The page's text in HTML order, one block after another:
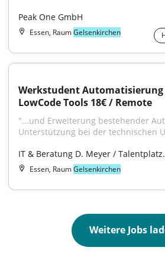
Peak One GmbH
Essen, RaumGelsenkirchen
Werkstudent
LowCode Tools 18€ / Remote
"...und Erweiterung bestehender
Unterstützung bei der technischen
IT & Beratung D. Meyer /
Essen, RaumGelsenkirchen
Weitere Jobs